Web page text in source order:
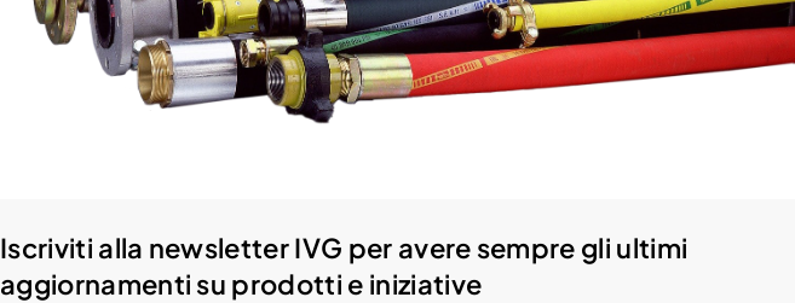
Iscriviti alla newsletter IVG per avere sempre gli ultimi
aggiornamenti su prodotti e iniziative